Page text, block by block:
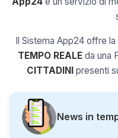
Il Sistema App24 offre
TEMPO REALEda una
CITTADINI presenti
News in